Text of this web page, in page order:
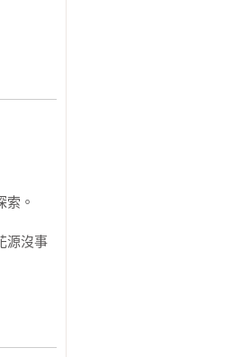
中除
臭，所
索。
源沒事